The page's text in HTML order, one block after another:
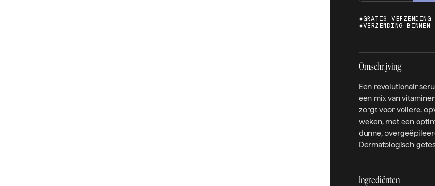
GRATIS
VERZENDING BINNEN
Omschrijving
Een revolutionair
een mix van
zorgt voor vollere,
weken, met een
dunne,
Dermatologisch
Ingrediënten